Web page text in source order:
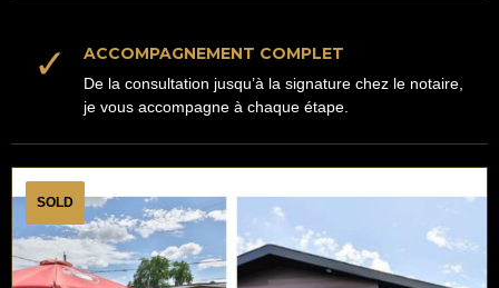
✓ ACCOMPAGNEMENT COMPLET
De la consultation jusqu’à la signature chez le notaire,
je vous accompagne à chaque étape.
SOLD